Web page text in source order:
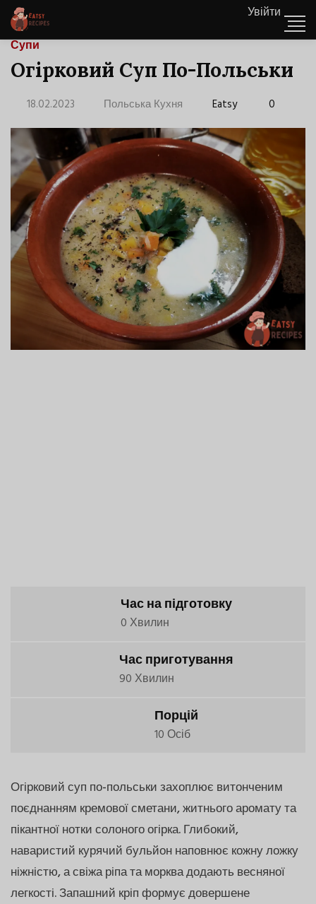
Увійти
Супи
Огірковий Суп По-Польськи
18.02.2023 Польська Кухня Eatsy 0
Час на підготовку
0 Хвилин
Час приготування
90 Хвилин
Порцій
10 Осіб
Огірковий суп по-польськи захоплює витонченим
поєднанням кремової сметани, житнього аромату та
пікантної нотки солоного огірка. Глибокий,
наваристий курячий бульйон наповнює кожну ложку
ніжністю, а свіжа ріпа та морква додають весняної
легкості. Запашний кріп формує довершене